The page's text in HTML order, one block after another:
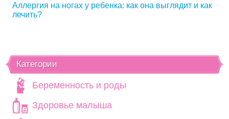
Аллергия на ногах у ребенка: как она выглядит и как
лечить?
Категории
Беременность и роды
Здоровье малыша